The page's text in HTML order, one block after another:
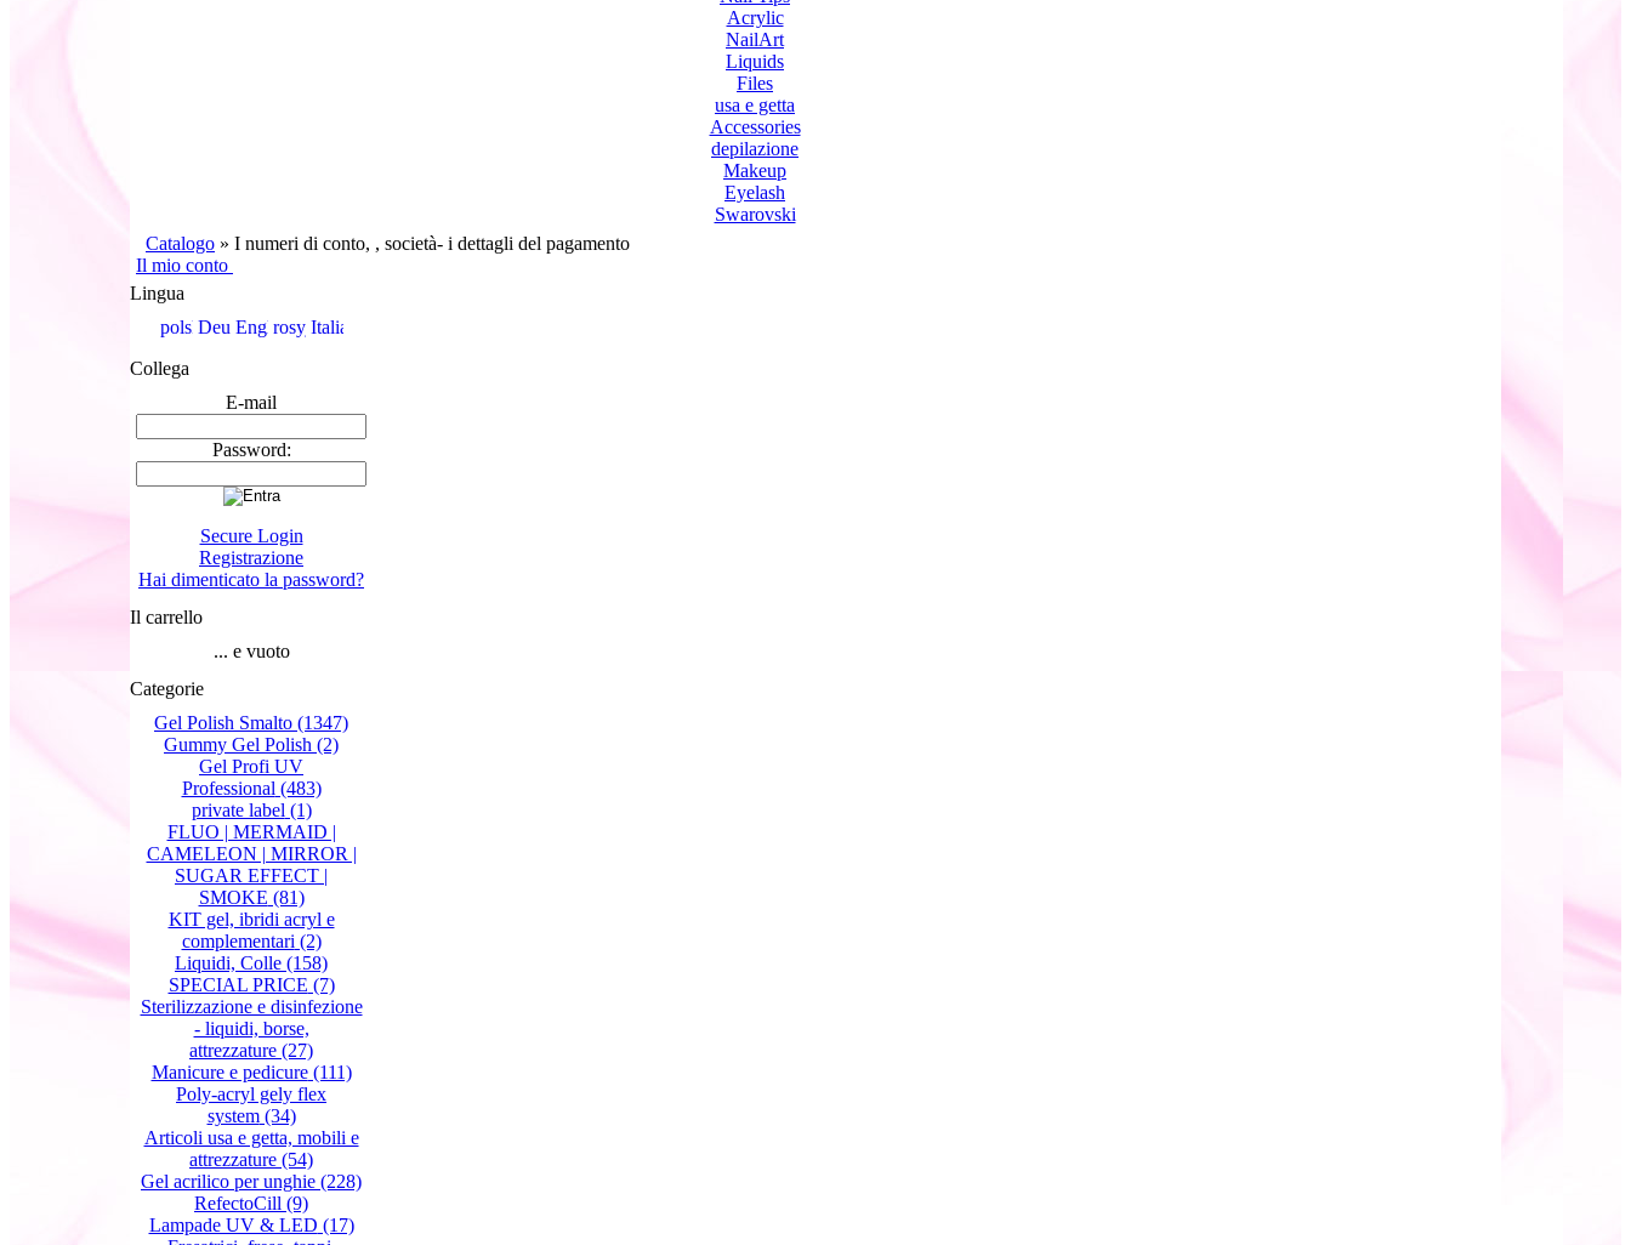
Acrylic
NailArt
Liquids
Files
usa e getta
Accessories
depilazione
Makeup
Eyelash
Swarovski
Catalogo » I numeri di conto, , società- i dettagli del pagamento
Il mio conto
Lingua
Collega
E-mail
Password:
Secure Login
Registrazione
Hai dimenticato la password?
Il carrello
... e vuoto
Categorie
Gel Polish Smalto (1347)
Gummy Gel Polish (2)
Gel Profi UV
Professional (483)
private label (1)
FLUO | MERMAID |
CAMELEON | MIRROR |
SUGAR EFFECT |
SMOKE (81)
KIT gel, ibridi acryl e
complementari (2)
Liquidi, Colle (158)
SPECIAL PRICE (7)
Sterilizzazione e disinfezione
- liquidi, borse,
attrezzature (27)
Manicure e pedicure(111)
Poly-acryl gely flex
system(34)
Articoli usa e getta, mobili e
attrezzature (54)
Gel acrilico per unghie (228)
RefectoCill (9)
Lampade UV & LED (17)